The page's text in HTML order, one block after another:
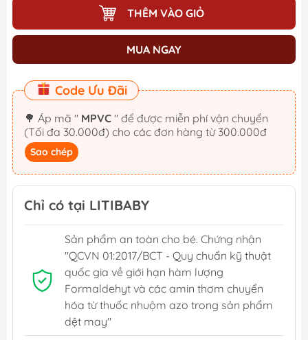
THÊM VÀO GIỎ
MUA NGAY
Code Ưu Đãi
🌳 Áp mã " MPVC " để được miễn phí vận chuyển
(Tối đa 30.000đ) cho các đơn hàng từ 300.000đ
Sao chép
Chỉ có tại LITIBABY
Sản phẩm an toàn cho bé. Chứng nhận
"QCVN 01:2017/BCT - Quy chuẩn kỹ thuật
quốc gia về giới hạn hàm lượng
Formaldehyt và các amin thơm chuyển
hóa từ thuốc nhuộm azo trong sản phẩm
dệt may"